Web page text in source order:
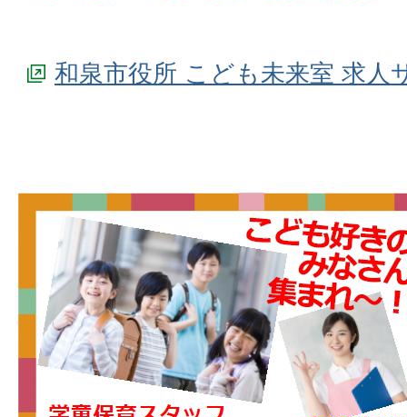
和泉市役所 こども未来室 求人